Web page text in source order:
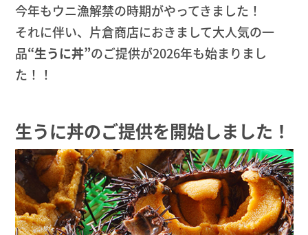
今年もウニ漁解禁の時期がやってきました！
それに伴い、片倉商店におきまして大人気の一
品“生うに丼”のご提供が2026年も始まりまし
た！！
生うに丼のご提供を開始しました！